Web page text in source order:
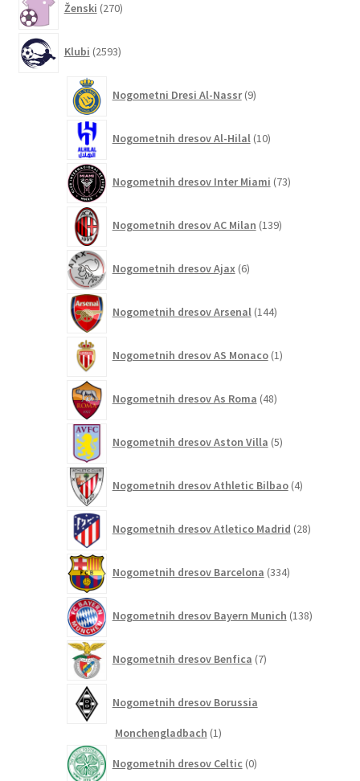
Ženski 270izdelkov
Klubi 2593izdelkov
Nogometni Dresi Al-Nassr 9izdelkov
Nogometnih dresov Al-Hilal 10izdelkov
Nogometnih dresov Inter Miami 73izdelkov
Nogometnih dresov AC Milan 139izdelkov
Nogometnih dresov Ajax 6izdelkov
Nogometnih dresov Arsenal 144izdelkov
Nogometnih dresov AS Monaco 1izdelek
Nogometnih dresov As Roma 48izdelkov
Nogometnih dresov Aston Villa 5izdelkov
Nogometnih dresov Athletic Bilbao 4izdelki
Nogometnih dresov Atletico Madrid 28izdelkov
Nogometnih dresov Barcelona 334izdelkov
Nogometnih dresov Bayern Munich 138izdelkov
Nogometnih dresov Benfica 7izdelkov
Nogometnih dresov Borussia
Monchengladbach 11
Nogometnih dresov Celtic 0izdelkov